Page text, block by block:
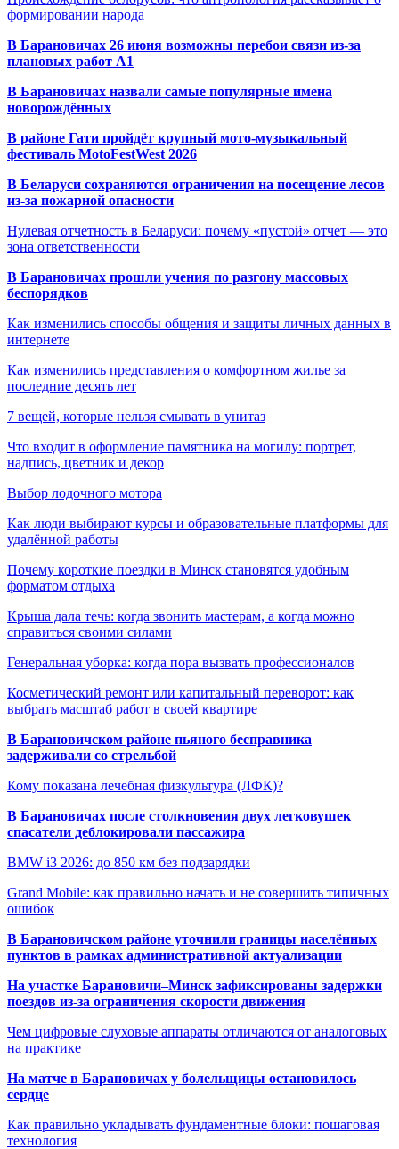
формировании народа
В Барановичах 26 июня возможны перебои связи из-за
плановых работ A1
В Барановичах назвали самые популярные имена
новорождённых
В районе Гати пройдёт крупный мото-музыкальный
фестиваль MotoFestWest 2026
В Беларуси сохраняются ограничения на посещение лесов
из-за пожарной опасности
Нулевая отчетность в Беларуси: почему «пустой» отчет — это
зона ответственности
В Барановичах прошли учения по разгону массовых
беспорядков
Как изменились способы общения и защиты личных данных в
интернете
Как изменились представления о комфортном жилье за
последние десять лет
7 вещей, которые нельзя смывать в унитаз
Что входит в оформление памятника на могилу: портрет,
надпись, цветник и декор
Выбор лодочного мотора
Как люди выбирают курсы и образовательные платформы для
удалённой работы
Почему короткие поездки в Минск становятся удобным
форматом отдыха
Крыша дала течь: когда звонить мастерам, а когда можно
справиться своими силами
Генеральная уборка: когда пора вызвать профессионалов
Косметический ремонт или капитальный переворот: как
выбрать масштаб работ в своей квартире
В Барановичском районе пьяного бесправника
задерживали со стрельбой
Кому показана лечебная физкультура (ЛФК)?
В Барановичах после столкновения двух легковушек
спасатели деблокировали пассажира
BMW i3 2026: до 850 км без подзарядки
Grand Mobile: как правильно начать и не совершить типичных
ошибок
В Барановичском районе уточнили границы населённых
пунктов в рамках административной актуализации
На участке Барановичи–Минск зафиксированы задержки
поездов из-за ограничения скорости движения
Чем цифровые слуховые аппараты отличаются от аналоговых
на практике
На матче в Барановичах у болельщицы остановилось
сердце
Как правильно укладывать фундаментные блоки: пошаговая
технология